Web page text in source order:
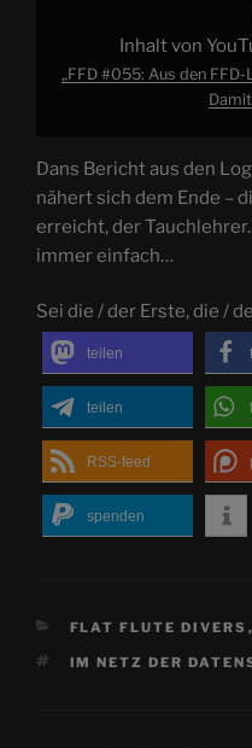
Inhalt von
„FFD #055: Aus den
Dans Bericht aus den
nähert sich dem Ende –
erreicht, der
immer einfach…
Sei die / der Erste, die /
teilen
teilen
RSS-feed
spenden
KATEGORIEN
FLAT FLUTE DIVERS ,
SCHLAGWÖRTER
IM NETZ DER